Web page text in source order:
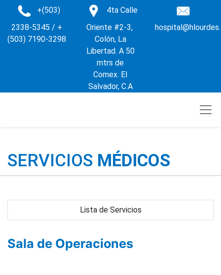
+(503)
2338-5345 / +
(503) 7190-3298
4ta Calle
Oriente #2-3,
Colón, La
Libertad. A 50
mtrs de
Comex. El
Salvador, C.A
SERVICIOS MÉDICOS
Lista de Servicios
Sala de Operaciones